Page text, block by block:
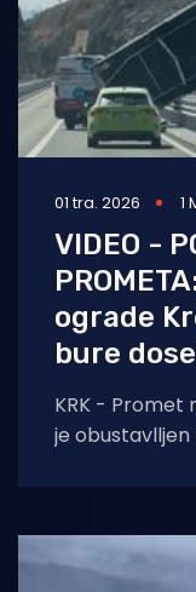
01 tra. 2026 1
VIDEO -
ograde
bure
KRK - Promet
je